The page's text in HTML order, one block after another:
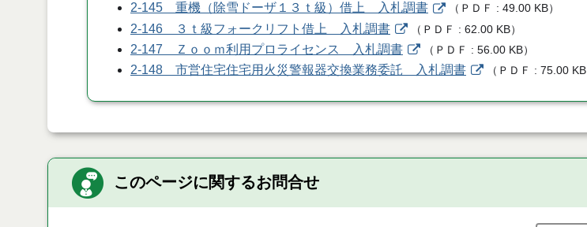
2-145 重機（除雪ドーザ１３ｔ級）借上 入札調書 （ ＰＤＦ 49.00 KB）
2-146 ３ｔ級フォークリフト借上 入札調書 （ ＰＤＦ 62.00 KB）
2-147 Ｚｏｏｍ利用プロライセンス 入札調書 （ ＰＤＦ 56.00 KB）
2-148 市営住宅住宅用火災警報器交換業務委託 入札調書 （ ＰＤＦ 75.00 KB
このページに関するお問合せ